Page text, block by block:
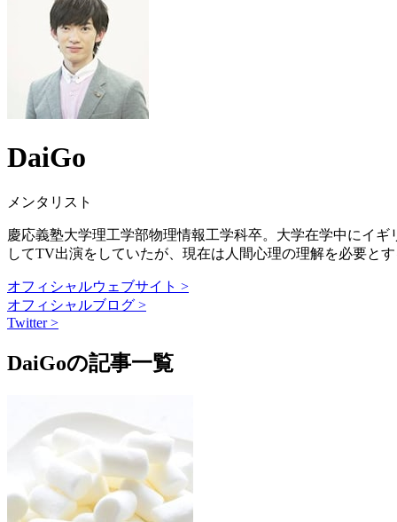
DaiGo
メンタリスト
慶応義塾大学理工学部物理情報工学科卒。大学在学中にイ
してTV出演をしていたが、現在は人間心理の理解を必要と
オフィシャルウェブサイト >
オフィシャルブログ >
Twitter >
DaiGoの記事一覧